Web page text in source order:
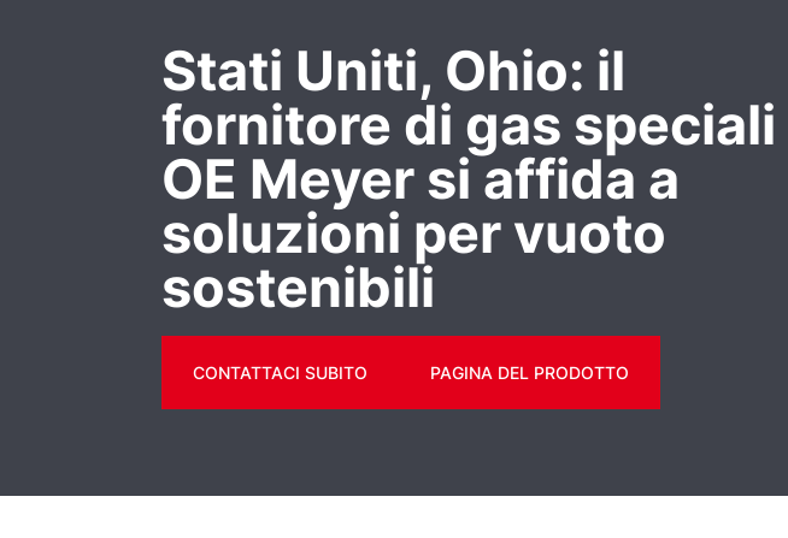
Stati Uniti, Ohio: il
fornitore di gas speciali
OE Meyer si affida a
soluzioni per vuoto
sostenibili
CONTATTACI SUBITO PAGINA DEL PRODOTTO